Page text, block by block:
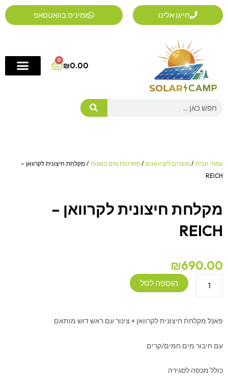
דילוג
לתוכן
חייגו אלינו זמינים בוואטסאפ
₪0.00
0
Cart
Search
עמוד הבית / מוצרים לקרוואנים / פתרונות מים בשטח / מקלחת חיצונית לקרוואן –
REICH
מקלחת חיצונית לקרוואן –
REICH
₪690.00
חיצונית
הוספה לסל
פאנל מקלחת חיצונית לקרוואן + צינור עם ראש דוש מותאם
עם חיבור מים חמים/קרים
כולל מכסה לסגירה